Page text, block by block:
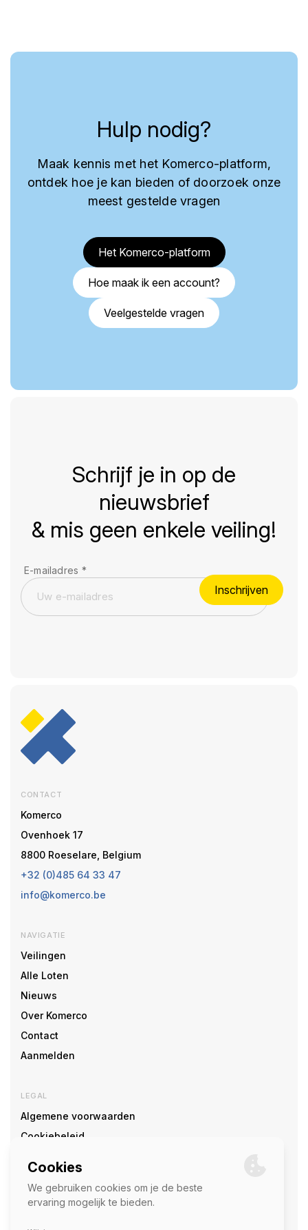
Hulp nodig?
Maak kennis met het Komerco-platform,
ontdek hoe je kan bieden of doorzoek onze
meest gestelde vragen
Het Komerco-platform
Hoe maak ik een account?
Veelgestelde vragen
Schrijf je in op de
nieuwsbrief
& mis geen enkele veiling!
E-mailadres *
Inschrijven
CONTACT
Komerco
Ovenhoek 17
8800 Roeselare, Belgium
+32 (0)485 64 33 47
info@komerco.be
NAVIGATIE
Veilingen
Alle Loten
Nieuws
Over Komerco
Contact
Aanmelden
LEGAL
Algemene voorwaarden
Cookiebeleid
SOCIAL